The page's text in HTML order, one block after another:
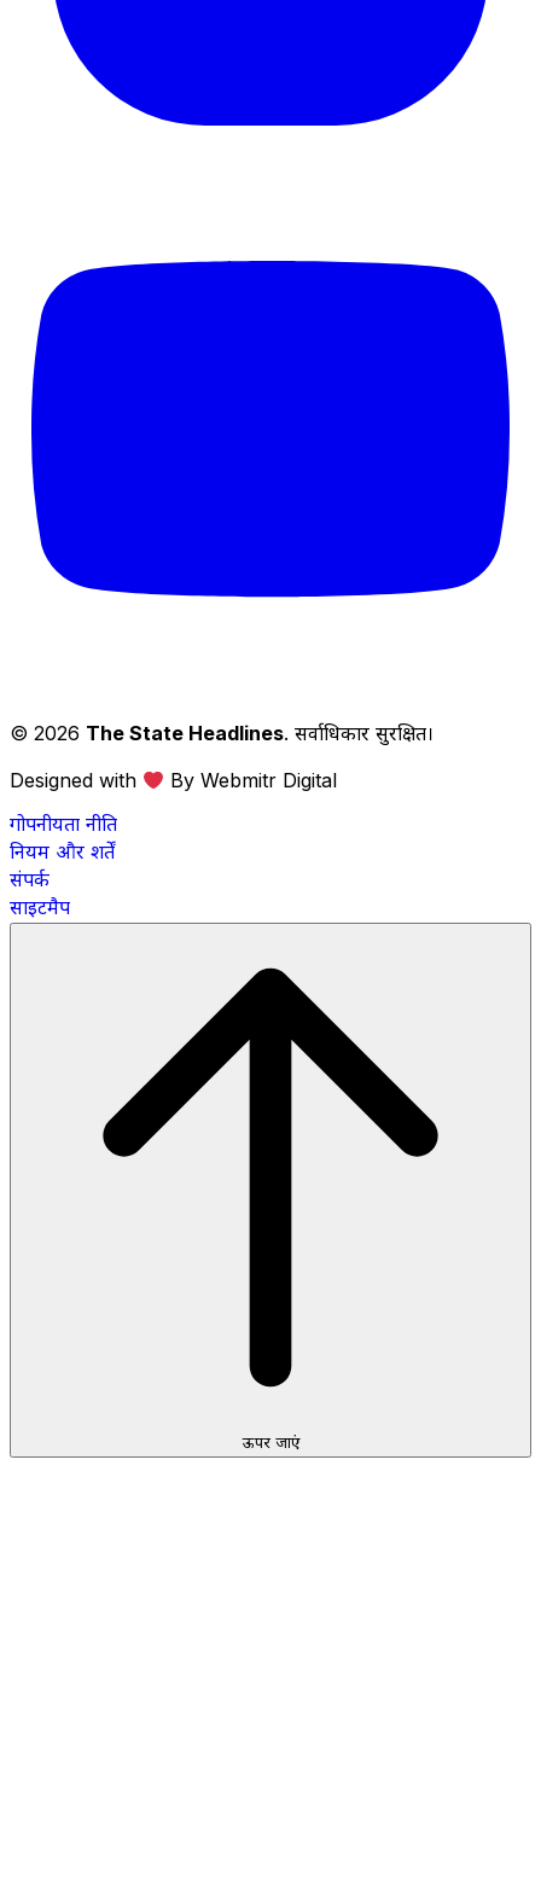
© 2026 The State Headlines. सर्वाधिकार सुरक्षित।
Designed with
By Webmitr Digital
गोपनीयता नीति
नियम और शर्तें
संपर्क
साइटमैप
ऊपर जाएं